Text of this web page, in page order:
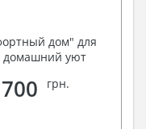
дом" для
домашний уют
грн.